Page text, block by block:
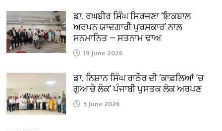
ਡਾ. ਰਘਬੀਰ ਸਿੰਘ ਸਿਰਜਣਾ ‘ਇਕਬਾਲ
ਅਰਪਨ ਯਾਦਗਾਰੀ ਪੁਰਸਕਾਰ’ ਨਾਲ਼
ਸਨਮਾਨਿਤ — ਸਤਨਾਮ ਢਾਅ
19 June 2026
ਡਾ. ਨਿਸ਼ਾਨ ਸਿੰਘ ਰਾਠੌਰ ਦੀ ‘ਕਾਫ਼ਲਿਆਂ ’ਚ
ਗੁਆਚੇ ਲੋਕ’ ਪੰਜਾਬੀ ਪੁਸਤਕ ਲੋਕ ਅਰਪਣ
5 June 2026